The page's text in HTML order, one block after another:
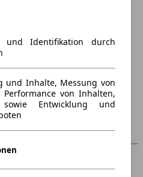
und Identifikation durch
und Inhalte, Messung von
von Inhalten,
sowie Entwicklung und